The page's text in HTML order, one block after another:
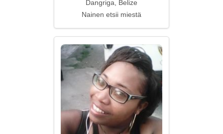
Dangriga, Belize
Nainen etsii miestä